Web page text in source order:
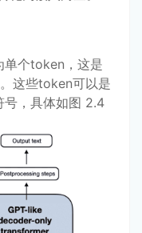
单个token，这是
这些token可以是
号，具体如图 2.4